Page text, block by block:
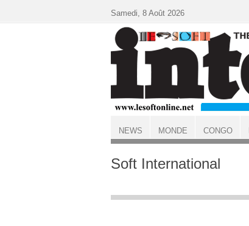
ACCUEIL
Soft International
Samedi, 8 Août 2026
NEWS MONDE CONGO